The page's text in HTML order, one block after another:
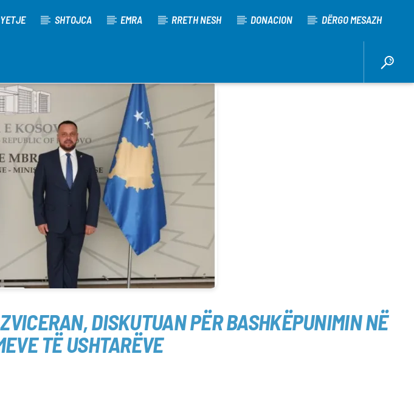
SHTOJCA EMRA RRETH NESH DONACION DËRGO MESAZH
DISKUTUAN PËR BASHKËPUNIMIN NË
TË USHTARËVE